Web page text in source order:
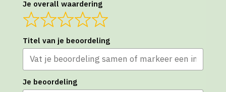
Je overall waardering
Titel van je beoordeling
Je beoordeling